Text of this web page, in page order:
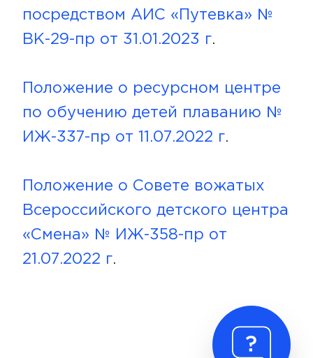
посредством АИС «Путевка» №
ВК-29-пр от 31.01.2023 г.
Положение о ресурсном центре
по обучению детей плаванию №
ИЖ-337-пр от 11.07.2022 г.
Положение о Совете вожатых
Всероссийского детского центра
«Смена» № ИЖ-358-пр от
21.07.2022 г.